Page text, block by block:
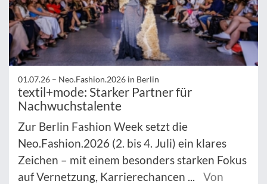
01.07.26 – Neo.Fashion.2026 in Berlin
textil+mode: Starker Partner für
Nachwuchstalente
Zur Berlin Fashion Week setzt die
Neo.Fashion.2026 (2. bis 4. Juli) ein klares
Zeichen – mit einem besonders starken Fokus
auf Vernetzung, Karrierechancen ...
Von